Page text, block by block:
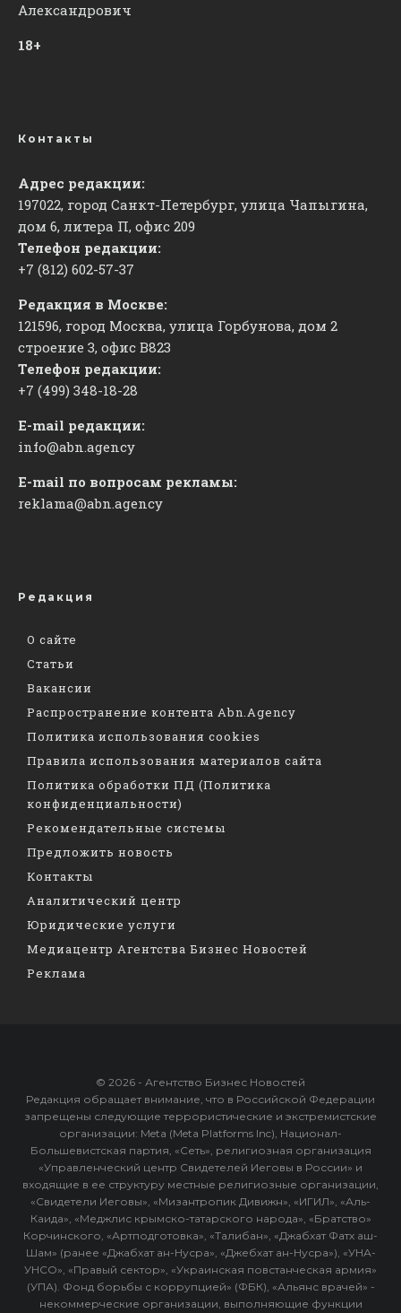
Александрович
18+
Контакты
Адрес редакции:
197022, город Санкт-Петербург, улица Чапыгина,
дом 6, литера П, офис 209
Телефон редакции:
+7 (812) 602-57-37
Редакция в Москве:
121596, город Москва, улица Горбунова, дом 2
строение 3, офис ​В823
Телефон редакции:
+7 (499) 348-18-28
E-mail редакции:
info@abn.agency
E-mail по вопросам рекламы:
reklama@abn.agency
Редакция
О сайте
Статьи
Вакансии
Распространение контента Abn.Agency
Политика использования cookies
Правила использования материалов сайта
Политика обработки ПД (Политика
конфиденциальности)
Рекомендательные системы
Предложить новость
Контакты
Аналитический центр
Юридические услуги
Медиацентр Агентства Бизнес Новостей
Реклама
© 2026 - Агентство Бизнес Новостей
Редакция обращает внимание, что в Российской Федерации
запрещены следующие террористические и экстремистские
организации: Meta (Meta Platforms Inc), Национал-
Большевистская партия, «Сеть», религиозная организация
«Управленческий центр Свидетелей Иеговы в России» и
входящие в ее структуру местные религиозные организации,
«Свидетели Иеговы», «Мизантропик Дивижн», «ИГИЛ», «Аль-
Каида», «Меджлис крымско-татарского народа», «Братство»
Корчинского, «Артподготовка», «Талибан», «Джабхат Фатх аш-
Шам» (ранее «Джабхат ан-Нусра», «Джебхат ан-Нусра»), «УНА-
УНСО», «Правый сектор», «Украинская повстанческая армия»
(УПА). Фонд борьбы с коррупцией» (ФБК), «Альянс врачей» -
некоммерческие организации, выполняющие функции